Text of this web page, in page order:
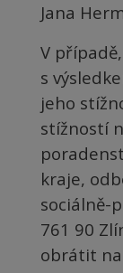
Jana
V
s
jeho
stížností
kraje,
sociálně-
761 90
obrátit na